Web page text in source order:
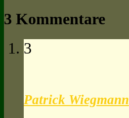
3 Kommentare
3
Patrick Wiegmann